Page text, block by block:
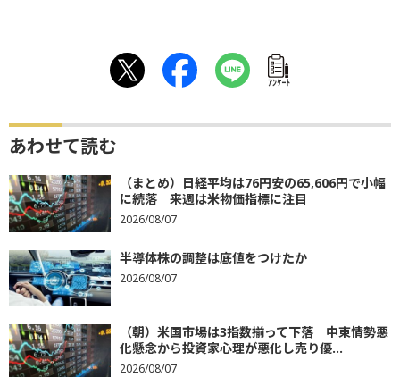
ｱﾝｹｰﾄ
あわせて読む
（まとめ）日経平均は76円安の65,606円で小幅
に続落 来週は米物価指標に注目
2026/08/07
半導体株の調整は底値をつけたか
2026/08/07
（朝）米国市場は3指数揃って下落 中東情勢悪
化懸念から投資家心理が悪化し売り優...
2026/08/07